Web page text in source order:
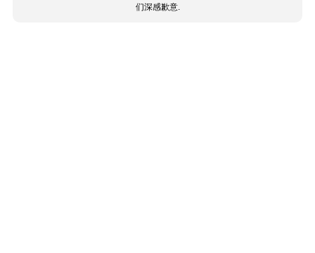
们深感歉意.